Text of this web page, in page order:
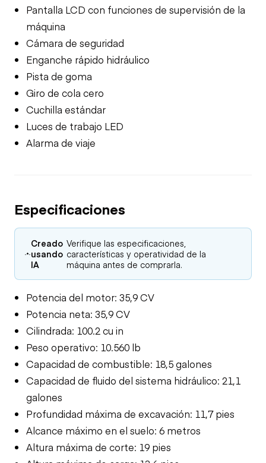
Pantalla LCD con funciones de supervisión de la
máquina
Cámara de seguridad
Enganche rápido hidráulico
Pista de goma
Giro de cola cero
Cuchilla estándar
Luces de trabajo LED
Alarma de viaje
Especificaciones
Creado
usando
IA
Verifique las especificaciones,
características y operatividad de la
máquina antes de comprarla.
Potencia del motor: 35,9 CV
Potencia neta: 35,9 CV
Cilindrada: 100.2 cu in
Peso operativo: 10.560 lb
Capacidad de combustible: 18,5 galones
Capacidad de fluido del sistema hidráulico: 21,1
galones
Profundidad máxima de excavación: 11,7 pies
Alcance máximo en el suelo: 6 metros
Altura máxima de corte: 19 pies